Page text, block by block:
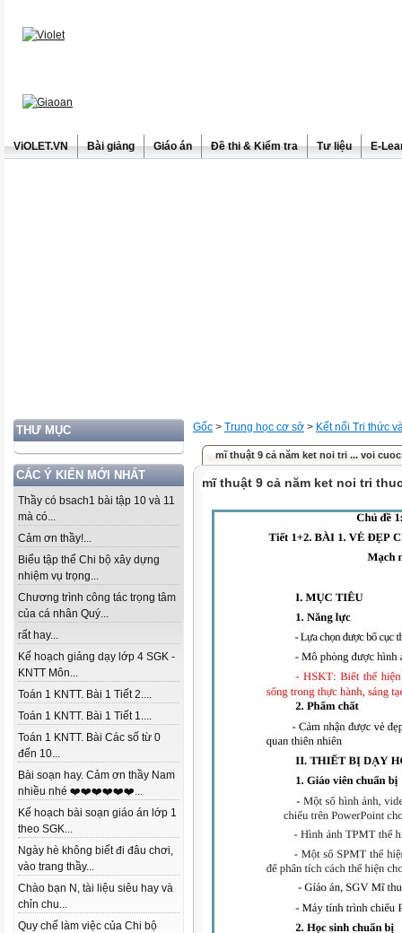
ViOLET.VN Bài giảng Giáo án Đề thi & Kiểm tra Tư liệu E-
THƯ MỤC
CÁC Ý KIẾN MỚI NHẤT
Thầy có bsach1 bài tập 10 và 11
mà có...
Cảm ơn thầy!...
Biểu tập thể Chi bộ xây dựng
nhiệm vụ trọng...
Chương trình công tác trọng tâm
của cá nhân Quý...
rất hay...
Kế hoạch giảng dạy lớp 4 SGK -
KNTT Môn...
Toán 1 KNTT. Bài 1 Tiết 2....
Toán 1 KNTT. Bài 1 Tiết 1....
Toán 1 KNTT. Bài Các số từ 0
đến 10...
Bài soạn hay. Cảm ơn thầy Nam
nhiều nhé ❤️❤️❤️❤️❤️❤️...
Kế hoạch bài soạn giáo án lớp 1
theo SGK...
Ngày hè không biết đi đâu chơi,
vào trang thầy...
Chào bạn N, tài liệu siêu hay và
chỉn chu...
Quy chế làm việc của Chi bộ
Gốc > Trung học cơ sở > Kết nối Tri thức
mĩ thuật 9 cả năm ket noi tri ... voi
mĩ thuật 9 cả năm ket noi tri